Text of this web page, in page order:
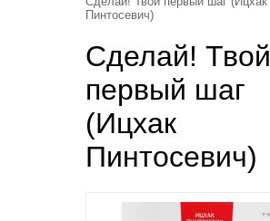
Пинтосевич)
Сделай! Твой
первый шаг
(Ицхак
Пинтосевич)